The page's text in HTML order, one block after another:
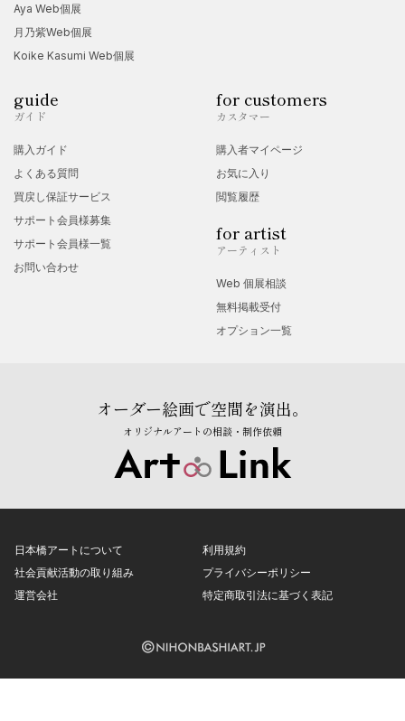
Aya Web個展
月乃紫Web個展
Koike Kasumi Web個展
guide
ガイド
購入ガイド
よくある質問
買戻し保証サービス
サポート会員様募集
サポート会員様一覧
お問い合わせ
for customers
カスタマー
購入者マイページ
お気に入り
閲覧履歴
for artist
アーティスト
Web 個展相談
無料掲載受付
オプション一覧
オーダー絵画で空間を演出。
オリジナルアートの相談・制作依頼
日本橋アートについて
社会貢献活動の取り組み
運営会社
利用規約
プライバシーポリシー
特定商取引法に基づく表記